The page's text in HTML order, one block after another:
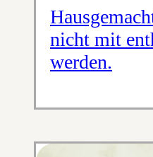
nicht mit
werden.